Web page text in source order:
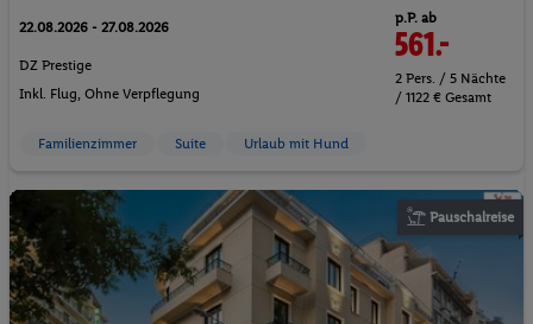
22.08.2026 - 27.08.2026
DZ Prestige
Inkl. Flug, Ohne Verpflegung
p.P. ab
561.-
2 Pers. / 5 Nächte
/ 1122 € Gesamt
Familienzimmer Suite Urlaub mit Hund
Pauschalreise